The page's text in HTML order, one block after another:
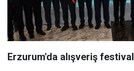
Erzurum'da alışveriş